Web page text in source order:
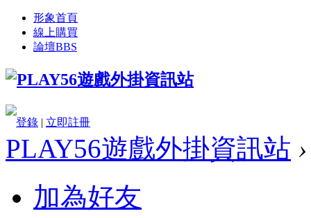
形象首頁
線上購買
論壇BBS
登錄 | 立即註冊
PLAY56遊戲外掛資訊站 ›
加為好友